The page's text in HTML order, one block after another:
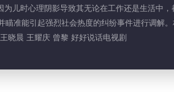
儿时心理阴影导致其无论在工作还是生活中
准能引起强烈社会热度的纠纷事件进行调解
晓晨 王耀庆 曾黎 好好说话电视剧